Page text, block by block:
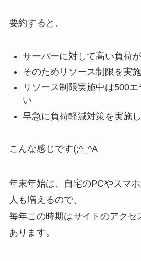
要約すると、
サーバーに対して高い負荷
そのためリソース制限を実
リソース制限実施中は500
い
早急に負荷軽減対策を実施
こんな感じです(;^_^A
年末年始は、自宅のPCやスマ
人も増えるので、
毎年この時期はサイトのアクセ
あります。